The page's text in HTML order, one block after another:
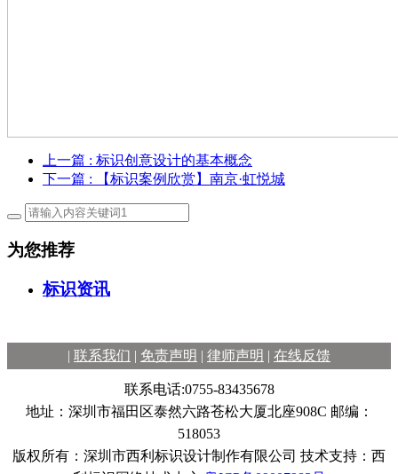
上一篇 : 标识创意设计的基本概念
下一篇 : 【标识案例欣赏】南京·虹悦城
为您推荐
标识资讯
| 联系我们 | 免责声明 | 律师声明 | 在线反馈
联系电话:0755-83435678
地址：深圳市福田区泰然六路苍松大厦北座908C 邮编：
518053
版权所有：深圳市西利标识设计制作有限公司 技术支持：西